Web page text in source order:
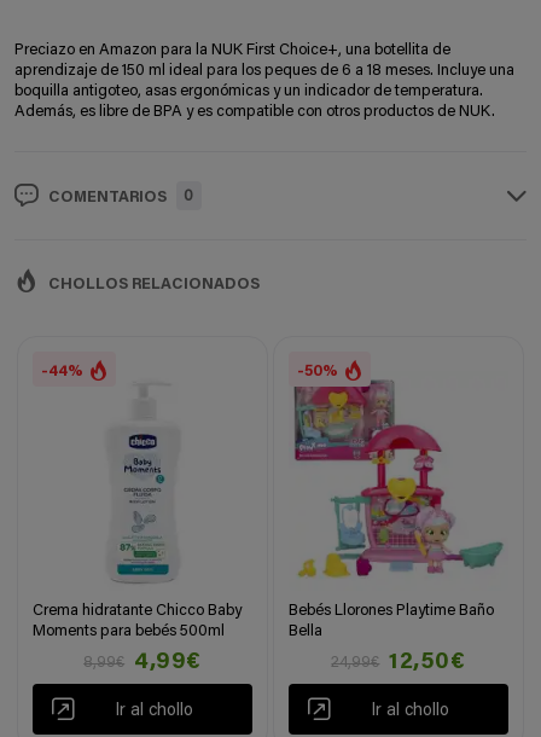
Preciazo en Amazon para la NUK First Choice+, una botellita de
aprendizaje de 150 ml ideal para los peques de 6 a 18 meses. Incluye una
boquilla antigoteo, asas ergonómicas y un indicador de temperatura.
Además, es libre de BPA y es compatible con otros productos de NUK.
COMENTARIOS 0
CHOLLOS RELACIONADOS
-44%
Crema hidratante Chicco Baby
Moments para bebés 500ml
8,99€
4,99€
Ir al chollo
-50%
Bebés Llorones Playtime Baño
Bella
24,99€
12,50€
Ir al chollo